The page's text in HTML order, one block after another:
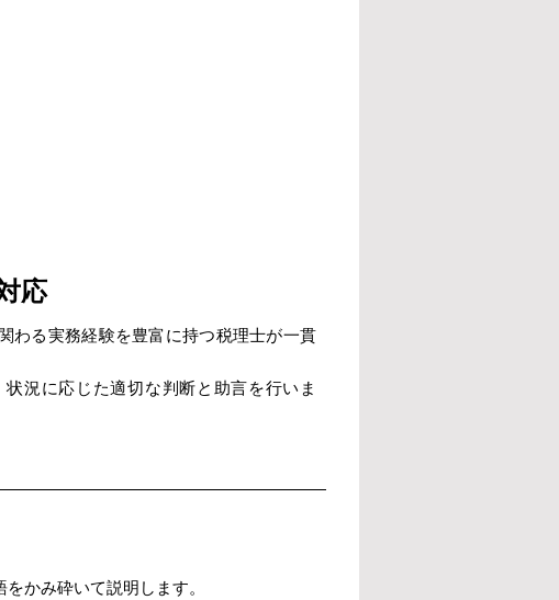
応
わる実務経験を豊富に持つ税理士が一貫
況に応じた適切な判断と助言を行いま
かみ砕いて説明します。